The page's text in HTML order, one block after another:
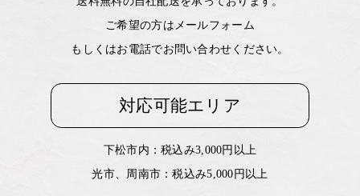
ご希望の方はメールフォーム
もしくはお電話でお問い合わせください。
対応可能エリア
下松市内：税込み3,000円以上
光市、周南市：税込み5,000円以上